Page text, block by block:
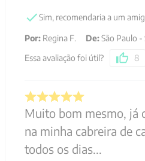
Sim, recomendaria a um
Por: Regina F. De:São Paulo -
Essa avaliação foi útil?
8
Muito bom mesmo, já
na minha cabreira de
todos os dias...